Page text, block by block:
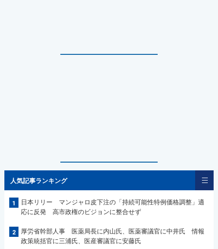
人気記事ランキング
1
日本リリー マンジャロ皮下注の「持続可能性特例価格調整」適
応に反発 高市政権のビジョンに整合せず
2
厚労省幹部人事 医薬局長に内山氏、医薬審議官に中井氏 情報
政策統括官に三浦氏、医産審議官に安藤氏